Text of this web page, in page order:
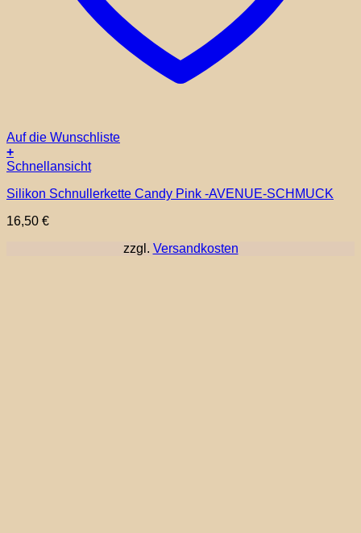
Auf die Wunschliste
+
Schnellansicht
Silikon Schnullerkette Candy Pink -AVENUE-SCHMUCK
16,50 €
zzgl. Versandkosten